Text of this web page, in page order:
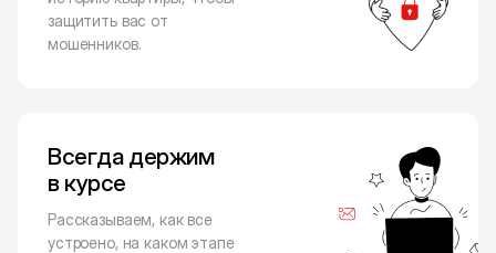
защитить вас от
мошенников.
Всегда держим
в курсе
Рассказываем, как все
устроено, на каком этапе